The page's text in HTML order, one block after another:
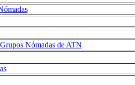
Nómadas de ATN